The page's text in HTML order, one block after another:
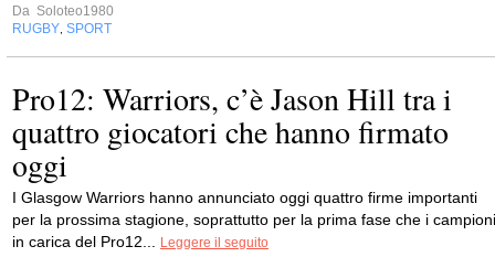
Da Soloteo1980
RUGBY SPORT
Pro12: Warriors, c’è Jason Hill tra i
quattro giocatori che hanno firmato
oggi
I Glasgow Warriors hanno annunciato oggi quattro firme importanti
per la prossima stagione, soprattutto per la prima fase che i campioni
in carica del Pro12...
Leggere il seguito